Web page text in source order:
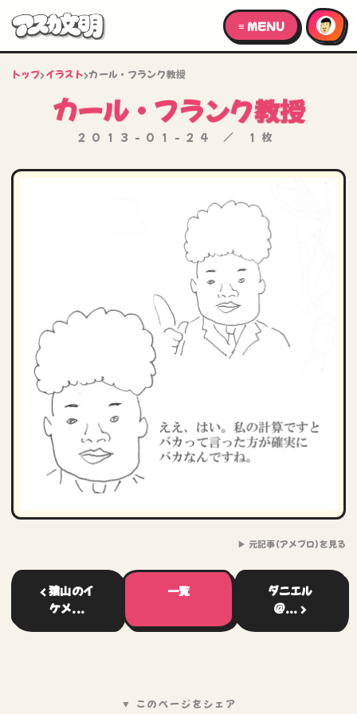
≡ MENU
トップ›イラスト›カール・フランク教授
カール・フランク教授
2013-01-24 ／ 1枚
▶ 元記事(アメブロ)を見る
‹ 猿山のイ
ケメ...
一覧
ダニエル
＠... ›
▼ このページをシェア